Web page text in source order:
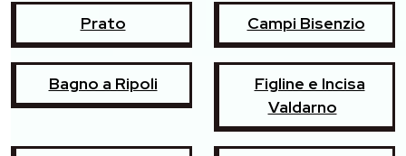
Prato Campi Bisenzio
Bagno a Ripoli
Figline e Incisa
Valdarno